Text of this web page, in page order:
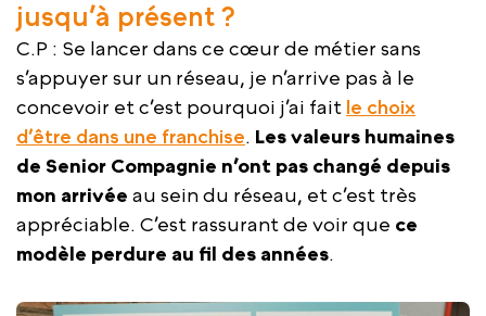
jusqu’à présent ?
C.P : Se lancer dans ce cœur de métier sans
s’appuyer sur un réseau, je n’arrive pas à le
concevoir et c’est pourquoi j’ai fait le choix
d’être dans une franchise. Les valeurs humaines
de Senior Compagnie n’ont pas changé depuis
mon arrivée au sein du réseau, et c’est très
appréciable. C’est rassurant de voir que ce
modèle perdure au fil des années.